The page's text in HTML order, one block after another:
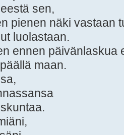
sen,
pienen näki vastaan
luolastaan.
ennen päivänlaskua
maan.